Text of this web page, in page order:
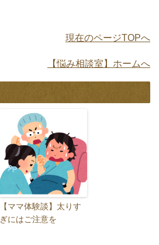
現在のページTOPへ
【悩み相談室】ホームへ
【ママ体験談】太りす
ぎにはご注意を